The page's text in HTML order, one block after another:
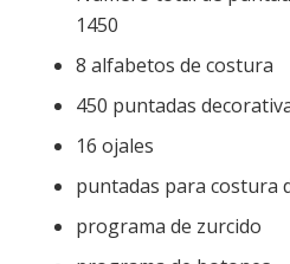
1450
8 alfabetos de costura
450 puntadas
16 ojales
puntadas para costura
programa de zurcido